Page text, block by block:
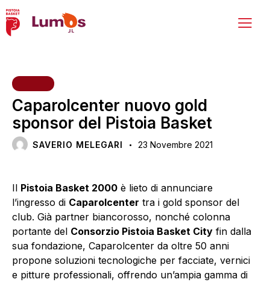
Caparolcenter nuovo gold
sponsor del Pistoia Basket
SAVERIO MELEGARI 23 Novembre 2021
Il Pistoia Basket 2000 è lieto di annunciare
l’ingresso di Caparolcenter tra i gold sponsor del
club. Già partner biancorosso, nonché colonna
portante del Consorzio Pistoia Basket City fin dalla
sua fondazione, Caparolcenter da oltre 50 anni
propone soluzioni tecnologiche per facciate, vernici
e pitture professionali, offrendo un’ampia gamma di